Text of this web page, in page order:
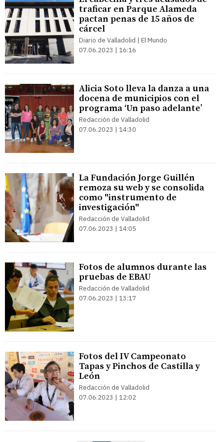
traficar en Parque Alameda
pactan penas de 15 años de
cárcel
Diario de Valladolid | El Mundo
07.06.2023 | 16:16
Alicia Soto lleva la danza a una
docena de municipios con el
programa ‘Un paso adelante’
Redacción de Valladolid
07.06.2023 | 14:30
La Fundación Jorge Guillén
remoza su web y se consolida
como "instrumento de
investigación"
Redacción de Valladolid
07.06.2023 | 14:05
Fotos de alumnos durante las
pruebas de EBAU
Redacción de Valladolid
07.06.2023 | 13:17
Fotos del IV Campeonato
Tapas y Pinchos de Castilla y
León
Redacción de Valladolid
07.06.2023 | 12:02